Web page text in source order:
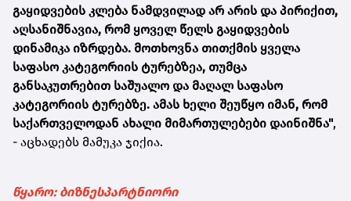
გაყიდვების კლება ნამდვილად არ არის და პირიქით,
აღსანიშნავია, რომ ყოველ წელს გაყიდვების
დინამიკა იზრდება. მოთხოვნა თითქმის ყველა
საფასო კატეგორიის ტურებზეა, თუმცა
განსაკუთრებით საშუალო და მაღალ საფასო
კატეგორიის ტურებზე. ამას ხელი შეუწყო იმან, რომ
საქართველოდან ახალი მიმართულებები დაინიშნა",
- აცხადებს მამუკა ჯიქია.
წყარო: ბიზნესპარტნიორი